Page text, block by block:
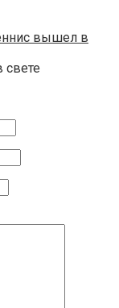
вышел в